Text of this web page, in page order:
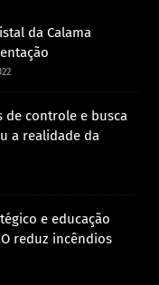
da Calama
de controle e busca
a realidade da
e educação
reduz incêndios